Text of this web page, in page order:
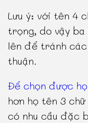
Lưu ý: với tên 4
trọng, do vậy
lên để tránh
thuận.
Để chọn được
hơn họ tên 3
có nhu cầu đặc